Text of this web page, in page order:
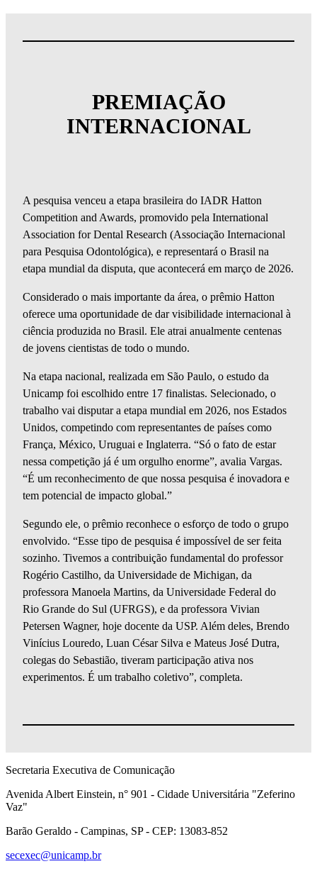
PREMIAÇÃO
INTERNACIONAL
A pesquisa venceu a etapa brasileira do IADR Hatton
Competition and Awards, promovido pela International
Association for Dental Research (Associação Internacional
para Pesquisa Odontológica), e representará o Brasil na
etapa mundial da disputa, que acontecerá em março de 2026.
Considerado o mais importante da área, o prêmio Hatton
oferece uma oportunidade de dar visibilidade internacional à
ciência produzida no Brasil. Ele atrai anualmente centenas
de jovens cientistas de todo o mundo.
Na etapa nacional, realizada em São Paulo, o estudo da
Unicamp foi escolhido entre 17 finalistas. Selecionado, o
trabalho vai disputar a etapa mundial em 2026, nos Estados
Unidos, competindo com representantes de países como
França, México, Uruguai e Inglaterra. “Só o fato de estar
nessa competição já é um orgulho enorme”, avalia Vargas.
“É um reconhecimento de que nossa pesquisa é inovadora e
tem potencial de impacto global.”
Segundo ele, o prêmio reconhece o esforço de todo o grupo
envolvido. “Esse tipo de pesquisa é impossível de ser feita
sozinho. Tivemos a contribuição fundamental do professor
Rogério Castilho, da Universidade de Michigan, da
professora Manoela Martins, da Universidade Federal do
Rio Grande do Sul (UFRGS), e da professora Vivian
Petersen Wagner, hoje docente da USP. Além deles, Brendo
Vinícius Louredo, Luan César Silva e Mateus José Dutra,
colegas do Sebastião, tiveram participação ativa nos
experimentos. É um trabalho coletivo”, completa.
Secretaria Executiva de Comunicação
Avenida Albert Einstein, n° 901 - Cidade Universitária "Zeferino
Vaz"
Barão Geraldo - Campinas, SP - CEP: 13083-852
secexec@unicamp.br